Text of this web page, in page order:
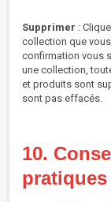
Supprimer :
collection que
confirmation vous
une collection,
et produits sont
sont pas effacés.
10.
pratiques